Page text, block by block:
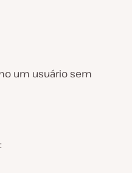
um usuário sem